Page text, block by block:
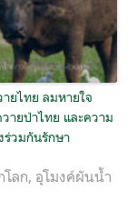
ยไทย ลมหายใจ
ายป่าไทย และความ
ร่วมกันรักษา
โลก, อุโมงค์ผันน้ำ